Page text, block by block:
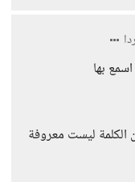
بها
الكلمة ليست معروفة